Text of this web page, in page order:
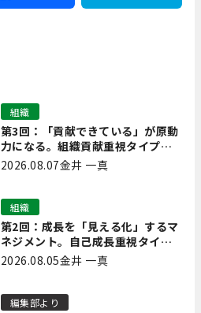
第3回：「貢献できている」が原動
力になる。組織貢献重視タイプの
離職を防ぐ技術
組織
2026.08.07金井 一真
第2回：成長を「見える化」するマ
ネジメント。自己成長重視タイプ
の離職を防ぐ技術
組織
2026.08.05金井 一真
編集部より